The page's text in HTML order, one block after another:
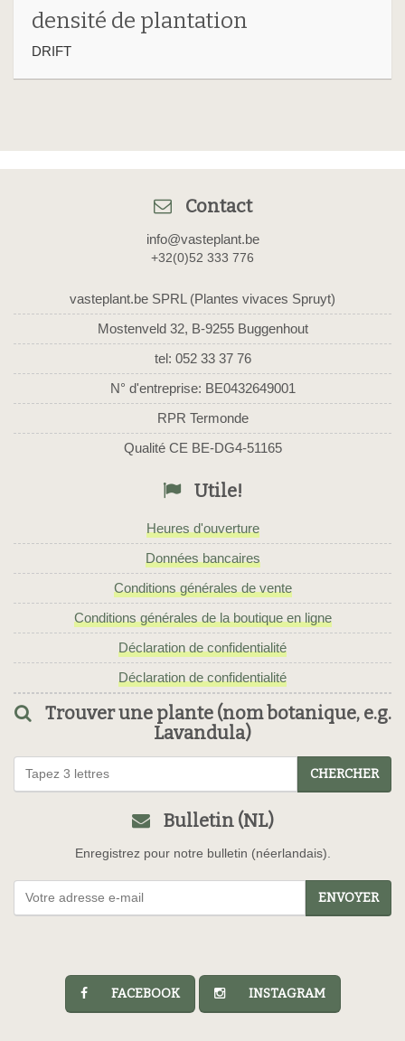
densité de plantation
DRIFT
Contact
info@vasteplant.be
+32(0)52 333 776
vasteplant.be SPRL (Plantes vivaces Spruyt)
Mostenveld 32, B-9255 Buggenhout
tel: 052 33 37 76
N° d'entreprise: BE0432649001
RPR Termonde
Qualité CE BE-DG4-51165
Utile!
Heures d'ouverture
Données bancaires
Conditions générales de vente
Conditions générales de la boutique en ligne
Déclaration de confidentialité
Déclaration de confidentialité
Trouver une plante (nom botanique, e.g.
Lavandula)
CHERCHER
Bulletin (NL)
Enregistrez pour notre bulletin (néerlandais).
ENVOYER
FACEBOOK INSTAGRAM